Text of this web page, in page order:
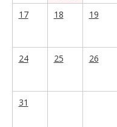
17
18 19
24 25 26
31